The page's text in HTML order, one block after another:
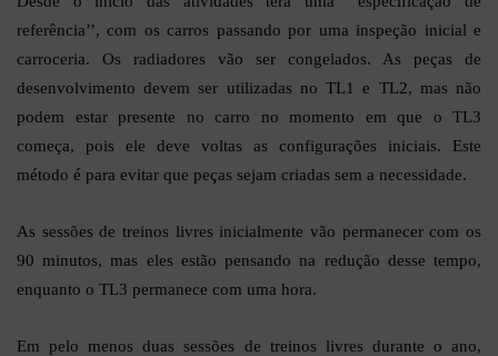
referência’’, com os carros passando por uma inspeção inicial e
carroceria. Os radiadores vão ser congelados. As peças de
desenvolvimento devem ser utilizadas no TL1 e TL2, mas não
podem estar presente no carro no momento em que o TL3
começa, pois ele deve voltas as configurações iniciais. Este
método é para evitar que peças sejam criadas sem a necessidade.
As sessões de treinos livres inicialmente vão permanecer com os
90 minutos, mas eles estão pensando na redução desse tempo,
enquanto o TL3 permanece com uma hora.
Em pelo menos duas sessões de treinos livres durante o ano,